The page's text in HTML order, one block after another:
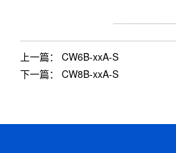
上一篇：CW6B-xxA-S
下一篇：CW8B-xxA-S